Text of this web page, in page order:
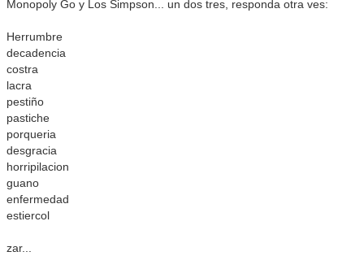
Monopoly Go y Los Simpson... un dos tres, responda otra ves:
Herrumbre
decadencia
costra
lacra
pestiño
pastiche
porqueria
desgracia
horripilacion
guano
enfermedad
estiercol
zar...